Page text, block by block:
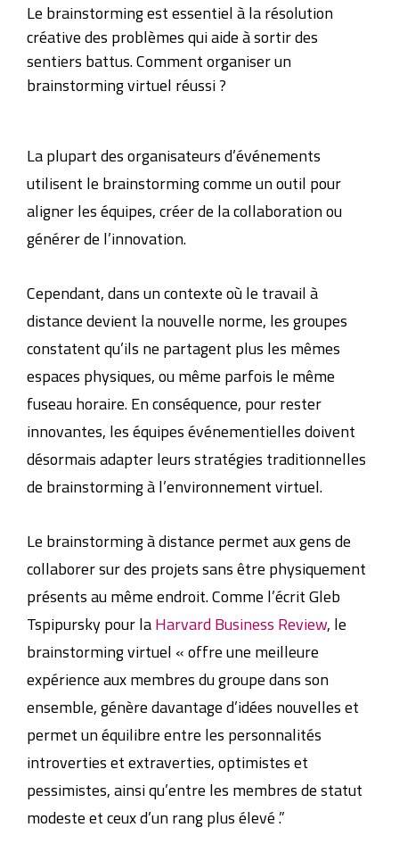
Le brainstorming est essentiel à la résolution
créative des problèmes qui aide à sortir des
sentiers battus. Comment organiser un
brainstorming virtuel réussi ?
La plupart des organisateurs d’événements
utilisent le brainstorming comme un outil pour
aligner les équipes, créer de la collaboration ou
générer de l’innovation.
Cependant, dans un contexte où le travail à
distance devient la nouvelle norme, les groupes
constatent qu’ils ne partagent plus les mêmes
espaces physiques, ou même parfois le même
fuseau horaire. En conséquence, pour rester
innovantes, les équipes événementielles doivent
désormais adapter leurs stratégies traditionnelles
de brainstorming à l’environnement virtuel.
Le brainstorming à distance permet aux gens de
collaborer sur des projets sans être physiquement
présents au même endroit. Comme l’écrit Gleb
Tspipursky pour laHarvard Business Review, le
brainstorming virtuel « offre une meilleure
expérience aux membres du groupe dans son
ensemble, génère davantage d’idées nouvelles et
permet un équilibre entre les personnalités
introverties et extraverties, optimistes et
pessimistes, ainsi qu’entre les membres de statut
modeste et ceux d’un rang plus élevé .”